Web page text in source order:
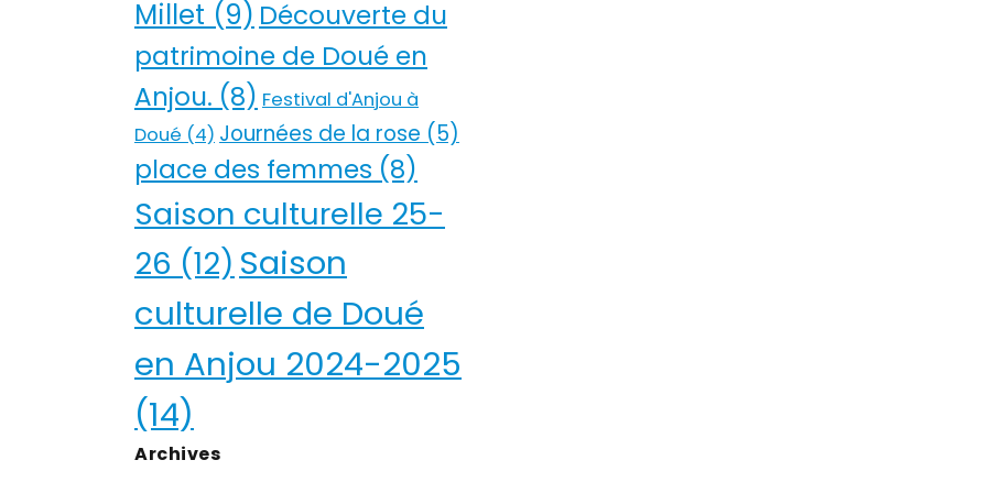
Millet (9) Découverte du
patrimoine de Doué en
Anjou. (8) Festival d'Anjou à
Doué (4) Journées de la rose (5)
place des femmes (8)
Saison culturelle 25-
26 (12) Saison
culturelle de Doué
en Anjou 2024-2025
(14)
Archives